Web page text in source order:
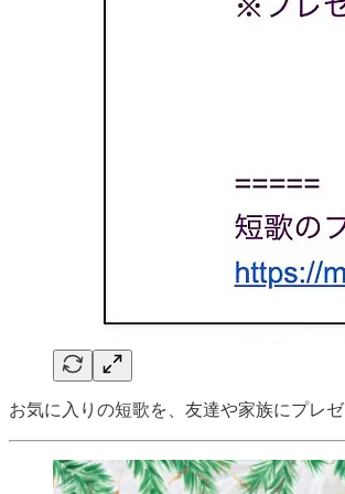
お気に入りの短歌を、友達や家族にプレ